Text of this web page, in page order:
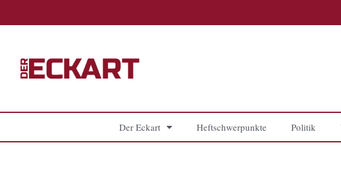
Der Eckart Heftschwerpunkte Politik